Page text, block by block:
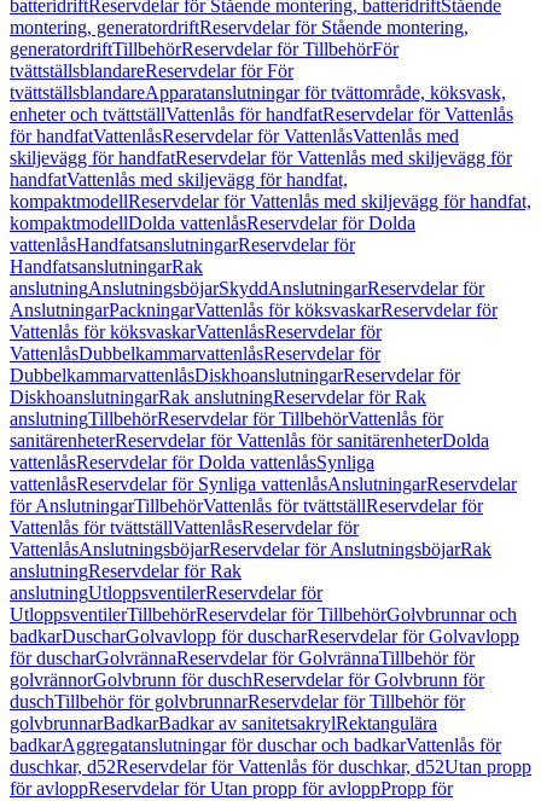
batteridriftReservdelar för Stående montering, batteridriftStående
montering, generatordriftReservdelar för Stående montering,
generatordriftTillbehörReservdelar för TillbehörFör
tvättställsblandareReservdelar för För
tvättställsblandareApparatanslutningar för tvättområde, köksvask,
enheter och tvättställVattenlås för handfatReservdelar för Vattenlås
för handfatVattenlåsReservdelar för VattenlåsVattenlås med
skiljevägg för handfatReservdelar för Vattenlås med skiljevägg för
handfatVattenlås med skiljevägg för handfat,
kompaktmodellReservdelar för Vattenlås med skiljevägg för handfat,
kompaktmodellDolda vattenlåsReservdelar för Dolda
vattenlåsHandfatsanslutningarReservdelar för
HandfatsanslutningarRak
anslutningAnslutningsböjarSkyddAnslutningarReservdelar för
AnslutningarPackningarVattenlås för köksvaskarReservdelar för
Vattenlås för köksvaskarVattenlåsReservdelar för
VattenlåsDubbelkammarvattenlåsReservdelar för
DubbelkammarvattenlåsDiskhoanslutningarReservdelar för
DiskhoanslutningarRak anslutningReservdelar för Rak
anslutningTillbehörReservdelar för TillbehörVattenlås för
sanitärenheterReservdelar för Vattenlås för sanitärenheterDolda
vattenlåsReservdelar för Dolda vattenlåsSynliga
vattenlåsReservdelar för Synliga vattenlåsAnslutningarReservdelar
för AnslutningarTillbehörVattenlås för tvättställReservdelar för
Vattenlås för tvättställVattenlåsReservdelar för
VattenlåsAnslutningsböjarReservdelar för AnslutningsböjarRak
anslutningReservdelar för Rak
anslutningUtloppsventilerReservdelar för
UtloppsventilerTillbehörReservdelar för TillbehörGolvbrunnar och
badkarDuscharGolvavlopp för duscharReservdelar för Golvavlopp
för duscharGolvrännaReservdelar för GolvrännaTillbehör för
golvrännorGolvbrunn för duschReservdelar för Golvbrunn för
duschTillbehör för golvbrunnarReservdelar för Tillbehör för
golvbrunnarBadkarBadkar av sanitetsakrylRektangulära
badkarAggregatanslutningar för duschar och badkarVattenlås för
duschkar, d52Reservdelar för Vattenlås för duschkar, d52Utan propp
för avloppReservdelar för Utan propp för avloppPropp för